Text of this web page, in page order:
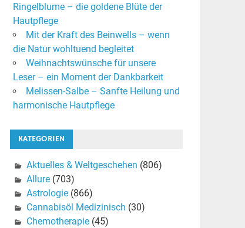
Ringelblume – die goldene Blüte der
Hautpflege
Mit der Kraft des Beinwells – wenn
die Natur wohltuend begleitet
Weihnachtswünsche für unsere
Leser – ein Moment der Dankbarkeit
Melissen-Salbe – Sanfte Heilung und
harmonische Hautpflege
KATEGORIEN
Aktuelles & Weltgeschehen (806)
Allure(703)
Astrologie(866)
Cannabisöl Medizinisch (30)
Chemotherapie(45)